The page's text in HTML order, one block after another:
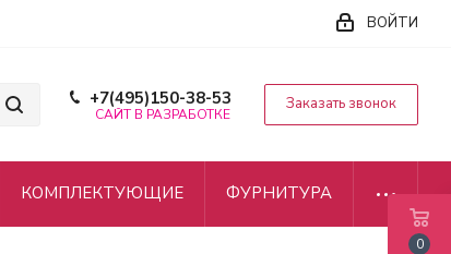
ВОЙТИ
+7(495)150-38-53
САЙТ В РАЗРАБОТКЕ
Заказать звонок
КОМПЛЕКТУЮЩИЕ ФУРНИТУРА
0